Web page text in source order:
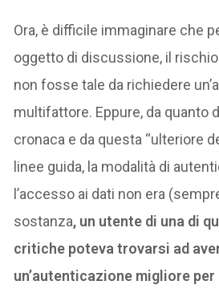
Ora, è difficile immaginare che
oggetto di discussione, il
non fosse tale da richiedere
multifattore. Eppure, da quanto
cronaca e da questa “ulteriore
linee guida, la modalità di
l’accesso ai dati non era
sostanza, un utente di una di
critiche poteva trovarsi ad
un’autenticazione migliore per